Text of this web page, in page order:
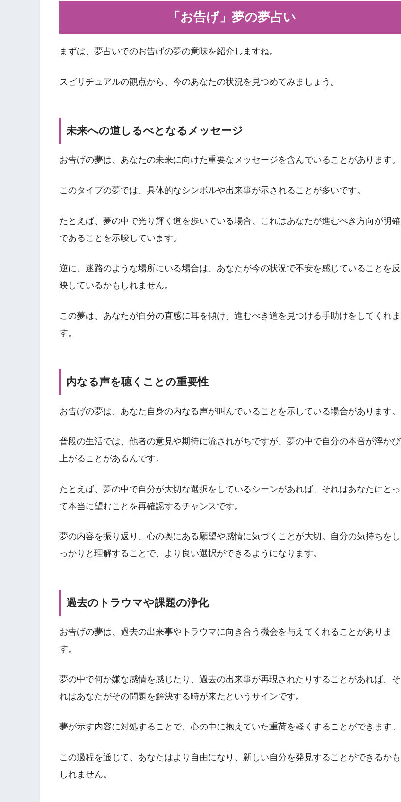
「お告げ」夢の夢占い
まずは、夢占いでのお告げの夢の意味を紹介しますね。
スピリチュアルの観点から、今のあなたの状況を見つめてみましょう。
未来への道しるべとなるメッセージ
お告げの夢は、あなたの未来に向けた重要なメッセージを含んでいることがあります。
このタイプの夢では、具体的なシンボルや出来事が示されることが多いです。
たとえば、夢の中で光り輝く道を歩いている場合、これはあなたが進むべき方向が明確
であることを示唆しています。
逆に、迷路のような場所にいる場合は、あなたが今の状況で不安を感じていることを反
映しているかもしれません。
この夢は、あなたが自分の直感に耳を傾け、進むべき道を見つける手助けをしてくれま
す。
内なる声を聴くことの重要性
お告げの夢は、あなた自身の内なる声が叫んでいることを示している場合があります。
普段の生活では、他者の意見や期待に流されがちですが、夢の中で自分の本音が浮かび
上がることがあるんです。
たとえば、夢の中で自分が大切な選択をしているシーンがあれば、それはあなたにとっ
て本当に望むことを再確認するチャンスです。
夢の内容を振り返り、心の奥にある願望や感情に気づくことが大切。自分の気持ちをし
っかりと理解することで、より良い選択ができるようになります。
過去のトラウマや課題の浄化
お告げの夢は、過去の出来事やトラウマに向き合う機会を与えてくれることがありま
す。
夢の中で何か嫌な感情を感じたり、過去の出来事が再現されたりすることがあれば、そ
れはあなたがその問題を解決する時が来たというサインです。
夢が示す内容に対処することで、心の中に抱えていた重荷を軽くすることができます。
この過程を通じて、あなたはより自由になり、新しい自分を発見することができるかも
しれません。